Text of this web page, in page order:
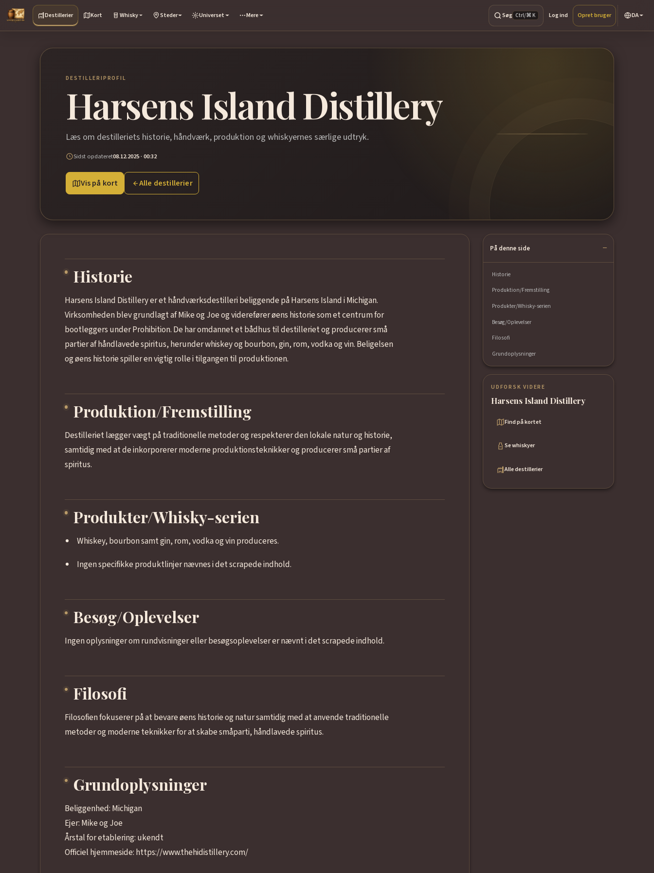
Destillerier Kort Whisky Steder Universet Mere Søg Ctrl/⌘ K Log ind Opret bruger DA
DESTILLERIPROFIL
Harsens Island Distillery
Læs om destilleriets historie, håndværk, produktion og whiskyernes særlige udtryk.
Sidst opdateret08.12.2025 · 00:32
Vis på kort Alle destillerier
På denne side
Historie
Produktion/Fremstilling
Produkter/Whisky-serien
Besøg/Oplevelser
Filosofi
Grundoplysninger
UDFORSK VIDERE
Harsens Island Distillery
Find på kortet
Se whiskyer
Alle destillerier
Historie
Harsens Island Distillery er et håndværksdestilleri beliggende på Harsens Island i Michigan.
Virksomheden blev grundlagt af Mike og Joe og viderefører øens historie som et centrum for
bootleggers under Prohibition. De har omdannet et bådhus til destilleriet og producerer små
partier af håndlavede spiritus, herunder whiskey og bourbon, gin, rom, vodka og vin. Beligelsen
og øens historie spiller en vigtig rolle i tilgangen til produktionen.
Produktion/Fremstilling
Destilleriet lægger vægt på traditionelle metoder og respekterer den lokale natur og historie,
samtidig med at de inkorporerer moderne produktionsteknikker og producerer små partier af
spiritus.
Produkter/Whisky-serien
Whiskey, bourbon samt gin, rom, vodka og vin produceres.
Ingen specifikke produktlinjer nævnes i det scrapede indhold.
Besøg/Oplevelser
Ingen oplysninger om rundvisninger eller besøgsoplevelser er nævnt i det scrapede indhold.
Filosofi
Filosofien fokuserer på at bevare øens historie og natur samtidig med at anvende traditionelle
metoder og moderne teknikker for at skabe småparti, håndlavede spiritus.
Grundoplysninger
Beliggenhed: Michigan
Ejer: Mike og Joe
Årstal for etablering: ukendt
Officiel hjemmeside: https://www.thehidistillery.com/